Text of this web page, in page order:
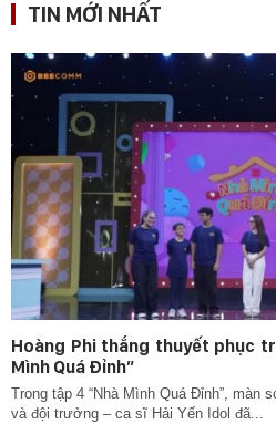
TIN MỚI NHẤT
Hoàng Phi thắng thuyết phục
Mình Quá Đỉnh”
Trong tập 4 “Nhà Mình Quá Đỉnh”, màn
và đội trưởng – ca sĩ Hải Yến Idol đã...